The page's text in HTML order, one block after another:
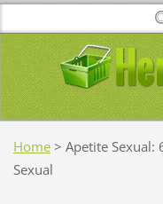
Home > Apetite Sexual:
Sexual